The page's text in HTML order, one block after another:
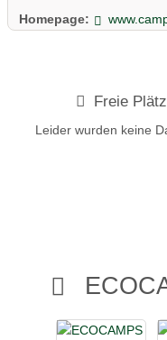
Homepage:
Freie
Leider wurden keine